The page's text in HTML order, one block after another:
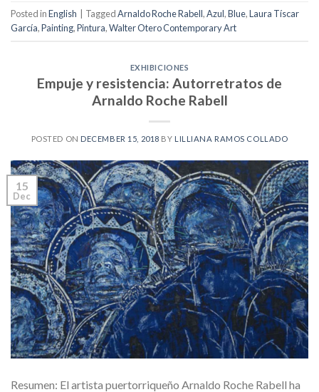
Posted inEnglish TaggedArnaldo Roche Rabell,Azul,Blue,Laura Tíscar
García,Painting,Pintura,Walter Otero Contemporary Art
EXHIBICIONES
Empuje y resistencia: Autorretratos de
Arnaldo Roche Rabell
POSTED ON DECEMBER 15, 2018 BY LILLIANA RAMOS COLLADO
15
Dec
Resumen: El artista puertorriqueño Arnaldo Roche Rabell ha